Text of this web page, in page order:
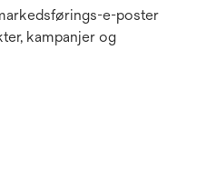
e-poster
kampanjer og